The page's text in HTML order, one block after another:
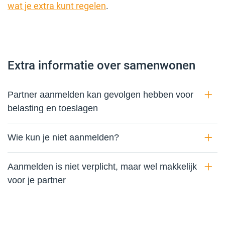
wat je extra kunt regelen.
Extra informatie over samenwonen
Partner aanmelden kan gevolgen hebben voor
belasting en toeslagen
Wie kun je niet aanmelden?
Aanmelden is niet verplicht, maar wel makkelijk
voor je partner